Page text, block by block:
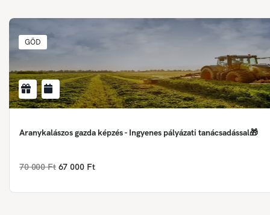
GÖD
Aranykalászos gazda képzés - Ingyenes pályázati tanácsadással🎁
70 000 Ft 67 000 Ft